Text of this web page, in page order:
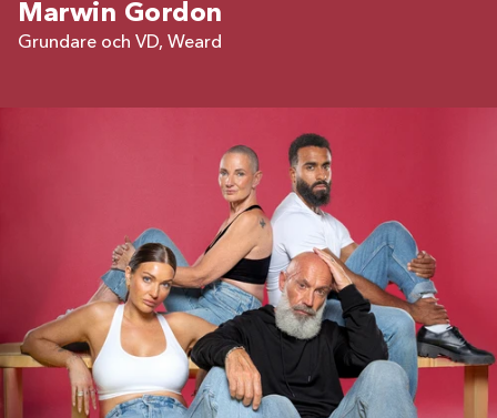
Marwin Gordon
Grundare och VD, Weard